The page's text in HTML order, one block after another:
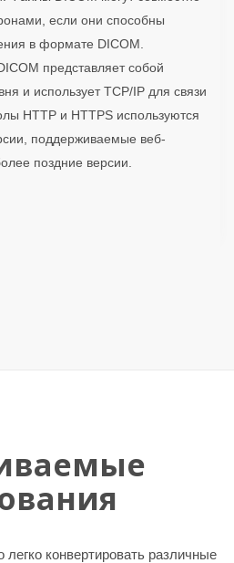
если они способны
в формате DICOM.
представляет собой
и использует TCP/IP для связи
HTTP и HTTPS используются
поддерживаемые веб-
поздние версии.
конвертировать различные